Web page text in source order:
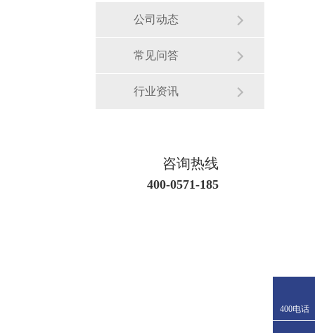
公司动态
常见问答
行业资讯
咨询热线
400-0571-185
400电话